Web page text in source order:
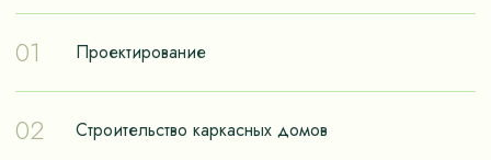
01
Проектирование
реализации мечты о собственном доме. Чтобы дом
02 Строительство каркасных домов